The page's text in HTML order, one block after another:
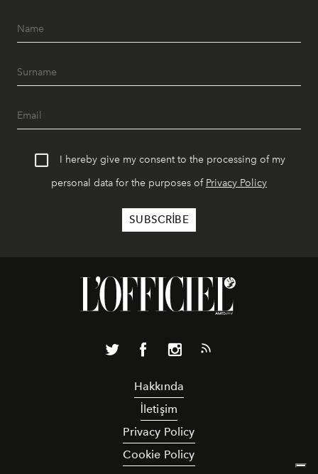
I hereby give my consent to the processing of my
personal data for the purposes of Privacy Policy
Hakkında
İletişim
Privacy Policy
Cookie Policy